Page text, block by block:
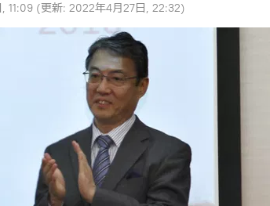
11:09 (更新: 2022年4月27日, 22:32)